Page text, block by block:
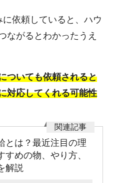
依頼していると、ハウ
ながるとわかったうえ
ついても依頼されると
対応してくれる可能性
とは？最近注目の理
すめの物、やり方、
解説